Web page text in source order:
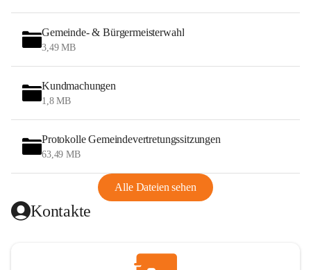
Gemeinde- & Bürgermeisterwahl
3,49 MB
Kundmachungen
1,8 MB
Protokolle Gemeindevertretungssitzungen
63,49 MB
Alle Dateien sehen
Kontakte